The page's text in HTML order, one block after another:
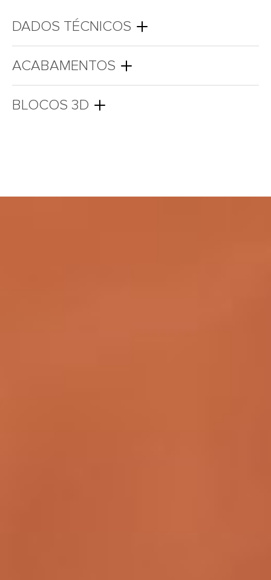
DADOS TÉCNICOS
ACABAMENTOS
BLOCOS 3D